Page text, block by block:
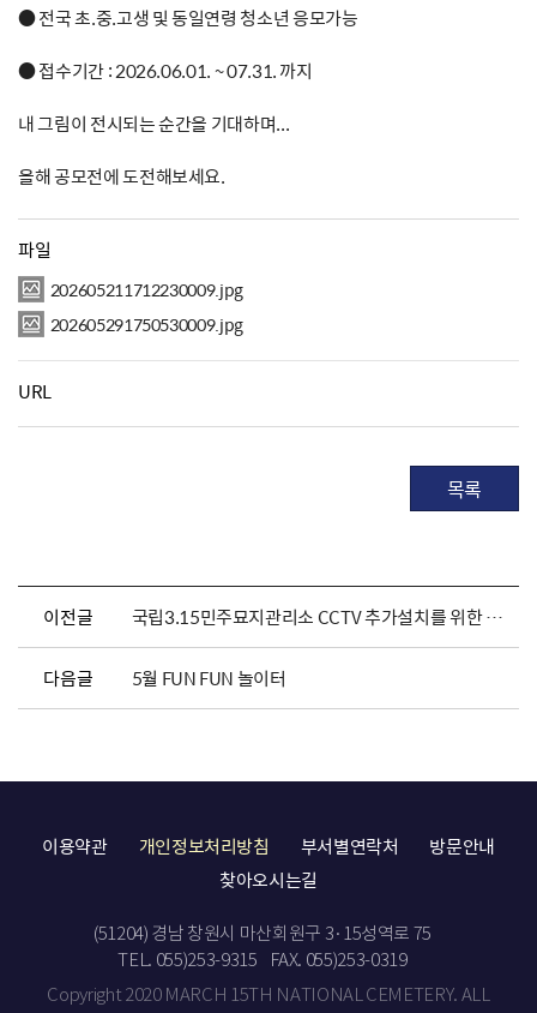
● 전국 초.중.고생 및 동일연령 청소년 응모가능
● 접수기간 : 2026.06.01. ~ 07.31. 까지
내 그림이 전시되는 순간을 기대하며...
올해 공모전에 도전해보세요.
파일
202605211712230009.jpg
202605291750530009.jpg
URL
목록
이전글 국립3.15민주묘지관리소 CCTV 추가설치를 위한 행정예고
다음글 5월 FUN FUN 놀이터
이용약관 개인정보처리방침 부서별연락처
방문안내
찾아오시는길
(51204) 경남 창원시 마산회원구 3·15성역로 75
TEL. 055)253-9315
FAX. 055)253-0319
Copyright 2020 MARCH 15TH NATIONAL CEMETERY. ALL